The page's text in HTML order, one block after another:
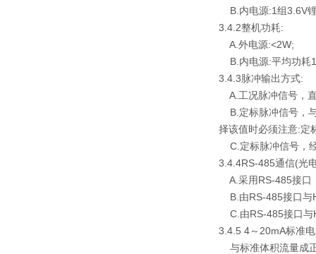
B.内电源:1组3.6V
3.4.2整机功耗:
A.外电源:<2W;
B.内电源:平均功耗
3.4.3脉冲输出方式:
A.工况脉冲信号，
B.定标脉冲信号，
择该值时必须注意:定
C.定标脉冲信号，
3.4.4RS-485通信(光
A.采用RS-485接口
B.由RS-485接口与
C.由RS-485接口与
3.4.5 4～20mA标准
与标准体积流量成